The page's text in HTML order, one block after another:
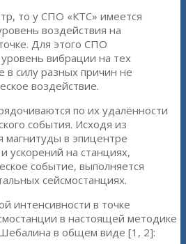
то у СПО «КТС» имеется
воздействия на
Для этого СПО
вибрации на тех
в силу разных причин не
воздействие.
по их удалённости
события. Исходя из
магнитуды в эпицентре
ускорений на станциях,
событие, выполняется
сейсмостанциях.
интенсивности в точке
в настоящей методике
в общем виде [1, 2]: